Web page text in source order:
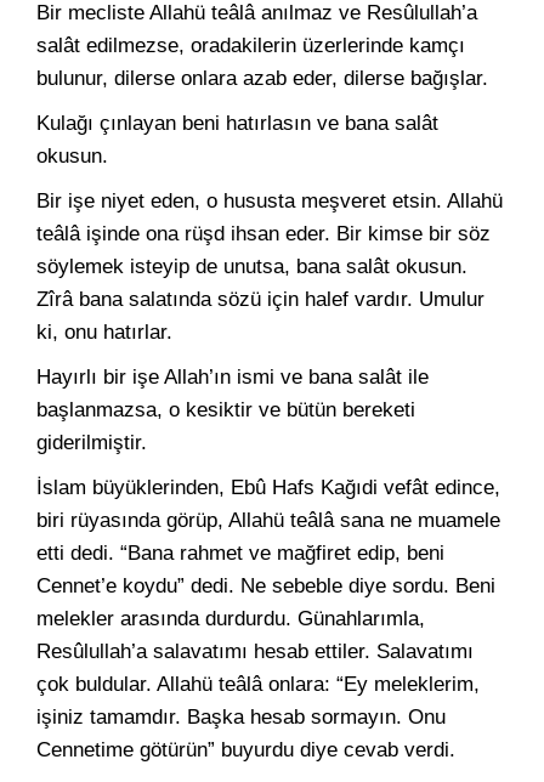
Bir mecliste Allahü teâlâ anılmaz ve Resûlullah’a
salât edilmezse, oradakilerin üzerlerinde kamçı
bulunur, dilerse onlara azab eder, dilerse bağışlar.
Kulağı çınlayan beni hatırlasın ve bana salât
okusun.
Bir işe niyet eden, o hususta meşveret etsin. Allahü
teâlâ işinde ona rüşd ihsan eder. Bir kimse bir söz
söylemek isteyip de unutsa, bana salât okusun.
Zîrâ bana salatında sözü için halef vardır. Umulur
ki, onu hatırlar.
Hayırlı bir işe Allah’ın ismi ve bana salât ile
başlanmazsa, o kesiktir ve bütün bereketi
giderilmiştir.
İslam büyüklerinden, Ebû Hafs Kağıdi vefât edince,
biri rüyasında görüp, Allahü teâlâ sana ne muamele
etti dedi. “Bana rahmet ve mağfiret edip, beni
Cennet’e koydu” dedi. Ne sebeble diye sordu. Beni
melekler arasında durdurdu. Günahlarımla,
Resûlullah’a salavatımı hesab ettiler. Salavatımı
çok buldular. Allahü teâlâ onlara: “Ey meleklerim,
işiniz tamamdır. Başka hesab sormayın. Onu
Cennetime götürün” buyurdu diye cevab verdi.